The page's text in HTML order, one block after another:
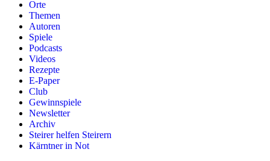
Orte
Themen
Autoren
Spiele
Podcasts
Videos
Rezepte
E-Paper
Club
Gewinnspiele
Newsletter
Archiv
Steirer helfen Steirern
Kärntner in Not